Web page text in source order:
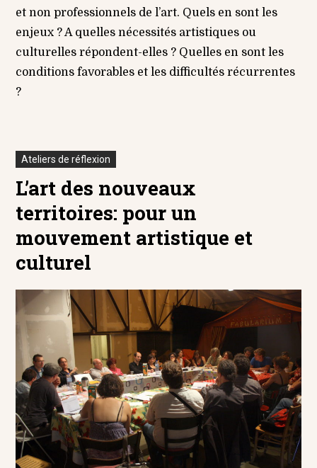
et non professionnels de l’art. Quels en sont les
enjeux ? A quelles nécessités artistiques ou
culturelles répondent-elles ? Quelles en sont les
conditions favorables et les difficultés récurrentes
?
Ateliers de réflexion
L’art des nouveaux
territoires: pour un
mouvement artistique et
culturel